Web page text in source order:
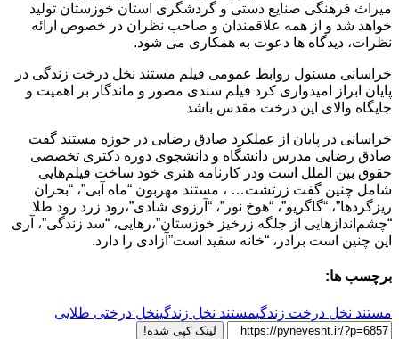
میراث فرهنگی صنایع دستی و گردشگری استان خوزستان تولید
خواهد شد و از همه علاقمندان و صاحب نظران در خصوص ارائه
نظرات، دیدگاه ها دعوت به همکاری می شود.
خراسانی مسئول روابط عمومی فیلم مستند نخل درخت زندگی در
پایان ابراز امیدواری کرد فیلم سندی مصور و ماندگار بر اهمیت و
جایگاه والای این درخت مقدس باشد
خراسانی در پایان از عملکرد صادق رضایی در حوزه مستند گفت
صادق رضایی مدرس دانشگاه و دانشجوی دوره دکتری تخصصی
حقوق بین الملل است ودر کارنامه هنری خود ساخت فیلم‌هایی
شامل چنین گفت زرتشت… ، مستند مهربون “ماه آبی”، “بحران
ریزگردها”، “گاگریو”، “هوخ نور”، “آرزوی شادی”،رود زرد رود طلا
“چشم‌اندازهایی از جلگه زرخیز خوزستان”،رهایی، “سد زندگی”، آری
این چنین است برادر، “خانه سفید است”آزادی را دارد.
برچسب ها:
مستند نخل درخت زندگیمستند نخل زندگینخل درختی طلایی
لینک کپی شده!